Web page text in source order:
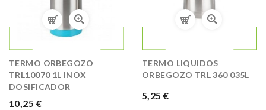
TERMO ORBEGOZO
TRL10070 1L INOX
DOSIFICADOR
PRECIO
10,25 €
TERMO LIQUIDOS
ORBEGOZO TRL 360 035L
PRECIO
5,25 €